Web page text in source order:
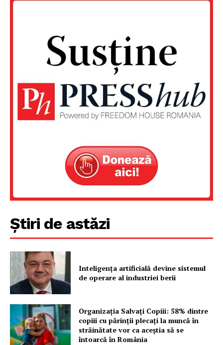
FREEDOM HOUSE ROMÂNIA
PRESShub
Despre noi / Echipa
Proiecte editoriale
Rețea
Contact
Știri de astăzi
Inteligența artificială devine sistemul
de operare al industriei berii
Organizația Salvați Copiii: 58% dintre
copiii cu părinții plecați la muncă în
străinătate vor ca aceștia să se
întoarcă în România